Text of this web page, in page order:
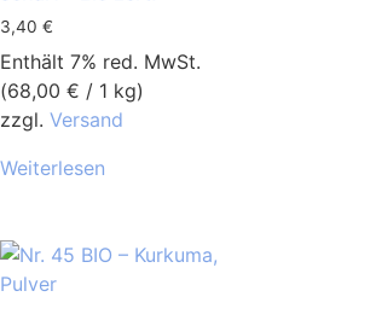
3,40 €
Enthält 7% red. MwSt.
(68,00 € / 1 kg)
zzgl. Versand
Weiterlesen